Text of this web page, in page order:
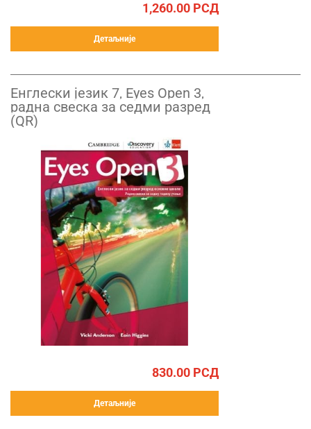
1,260.00 РСД
Детаљније
Енглески језик 7, Eyes Open 3,
радна свеска за седми разред
(QR)
830.00 РСД
Детаљније